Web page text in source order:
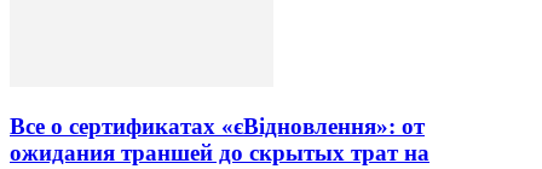
Все о сертификатах «єВідновлення»: от
ожидания траншей до скрытых трат на